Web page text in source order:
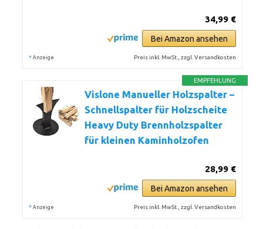
34,99 €
Bei Amazon ansehen
* Anzeige Preis inkl. MwSt., zzgl. Versandkosten
EMPFEHLUNG
Vislone Manueller Holzspalter –
Schnellspalter für Holzscheite
Heavy Duty Brennholzspalter
für kleinen Kaminholzofen
28,99 €
Bei Amazon ansehen
* Anzeige Preis inkl. MwSt., zzgl. Versandkosten